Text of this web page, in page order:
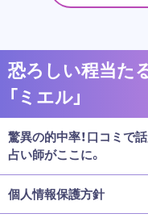
恐ろしい程当た
「ミエル」
驚異の的中率！口コミで
占い師がここに。
個人情報保護方針